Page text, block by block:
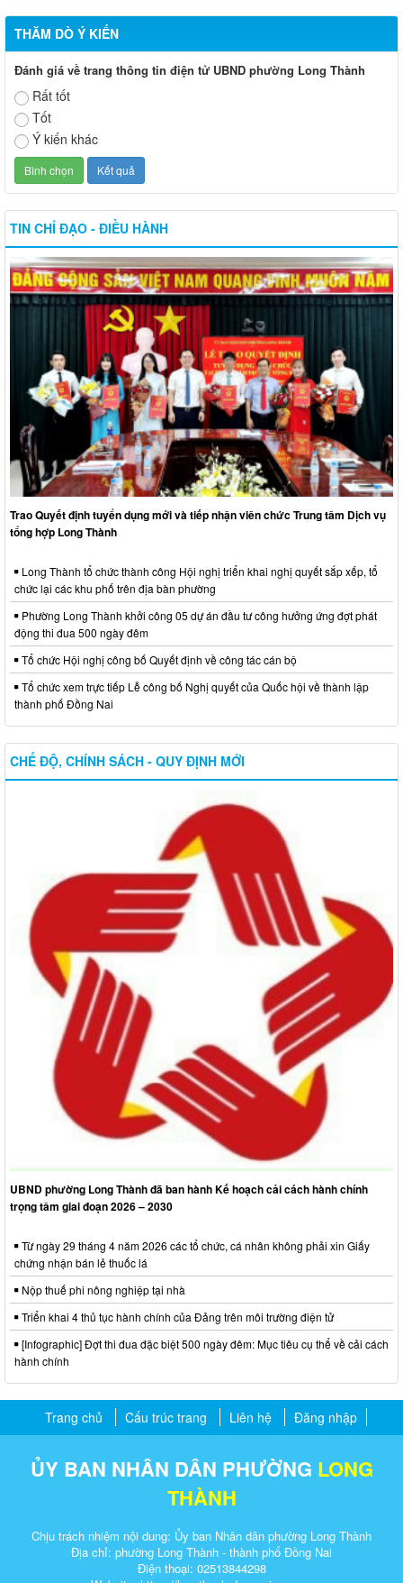
THĂM DÒ Ý KIẾN
Đánh giá về trang thông tin điện tử UBND phường Long Thành
Rất tốt
Tốt
Ý kiến khác
TIN CHỈ ĐẠO - ĐIỀU HÀNH
Trao Quyết định tuyển dụng mới và tiếp nhận viên chức Trung tâm Dịch vụ
tổng hợp Long Thành
Long Thành tổ chức thành công Hội nghị triển khai nghị quyết sắp xếp, tổ
chức lại các khu phố trên địa bàn phường
Phường Long Thành khởi công 05 dự án đầu tư công hưởng ứng đợt phát
động thi đua 500 ngày đêm
Tổ chức Hội nghị công bố Quyết định về công tác cán bộ
Tổ chức xem trực tiếp Lễ công bố Nghị quyết của Quốc hội về thành lập
thành phố Đồng Nai
CHẾ ĐỘ, CHÍNH SÁCH - QUY ĐỊNH MỚI
UBND phường Long Thành đã ban hành Kế hoạch cải cách hành chính
trọng tâm giai đoạn 2026 – 2030
Từ ngày 29 tháng 4 năm 2026 các tổ chức, cá nhân không phải xin Giấy
chứng nhận bán lẻ thuốc lá
Nộp thuế phi nông nghiệp tại nhà
Triển khai 4 thủ tục hành chính của Đảng trên môi trường điện tử
[Infographic] Đợt thi đua đặc biệt 500 ngày đêm: Mục tiêu cụ thể về cải cách
hành chính
Trang chủ Cấu trúc trang Liên hệ Đăng nhập
ỦY BAN NHÂN DÂN PHƯỜNG LONG
THÀNH
Chịu trách nhiệm nội dung: Ủy ban Nhân dân phường Long Thành
Địa chỉ: phường Long Thành - thành phố Đồng Nai
Điện thoại: 02513844298